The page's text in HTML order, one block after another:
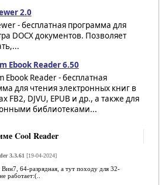
2.0
- бесплатная программа для
DOCX документов. Позволяет
Ebook Reader 6.50
Ebook Reader - бесплатная
для чтения электронных книг в
FB2, DJVU, EPUB и др., а также для
библиотеками...
Cool Reader
3.3.61[19-04-2024]
64-разрядная, а тут походу для 32-
работает:(..